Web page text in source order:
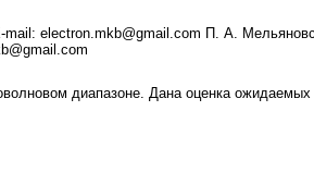
electron.mkb@gmail.com П. А.
диапазоне. Дана оценка